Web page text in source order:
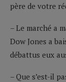
père de votre
– Le marché a
Dow Jones a
débattus eux
– Que s’est-il